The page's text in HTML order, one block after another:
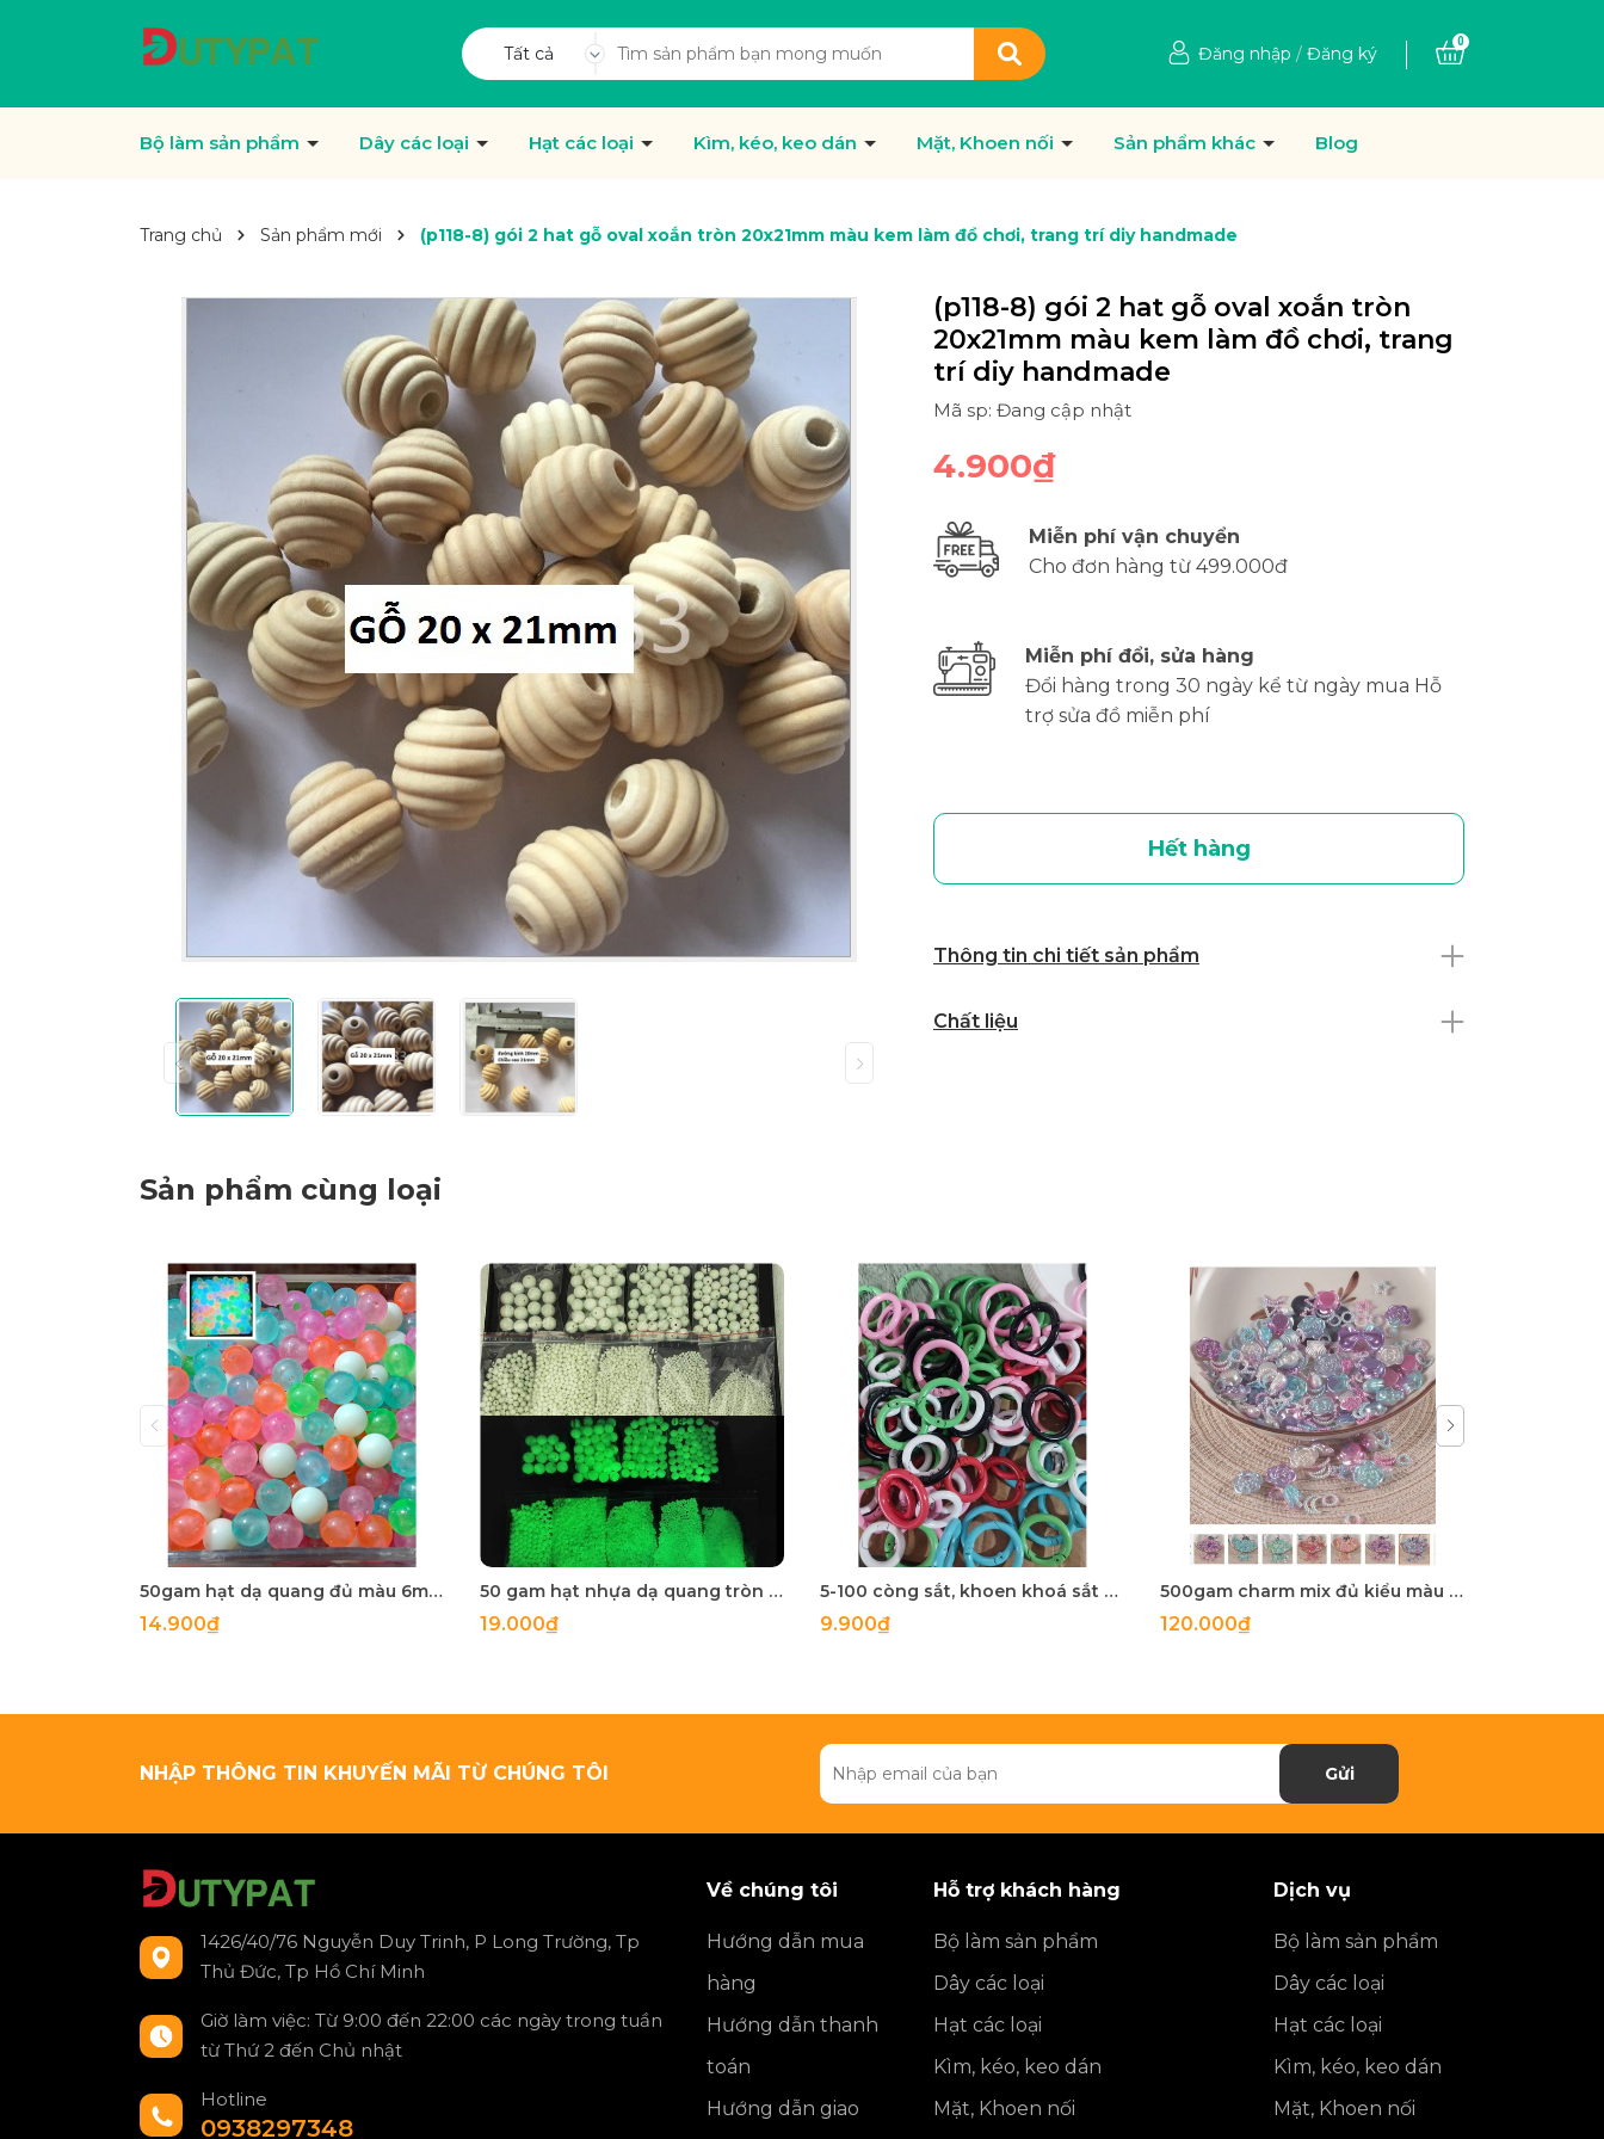
Tất cả Đăng nhập / Đăng ký
0
Bộ làm sản phẩm Dây các loại Hạt các loại Kìm, kéo, keo dán Mặt, Khoen nối Sản phẩm khác Blog
Trang chủ Sản phẩm mới (p118-8) gói 2 hat gỗ oval xoắn tròn 20x21mm màu kem làm đồ chơi, trang trí diy handmade
(p118-8) gói 2 hat gỗ oval xoắn tròn
20x21mm màu kem làm đồ chơi, trang
trí diy handmade
Mã sp: Đang cập nhật
4.900₫
Miễn phí vận chuyển
Cho đơn hàng từ 499.000đ
Miễn phí đổi, sửa hàng
Đổi hàng trong 30 ngày kể từ ngày mua Hỗ
trợ sửa đồ miễn phí
Hết hàng
Thông tin chi tiết sản phẩm
Chất liệu
Sản phẩm cùng loại
50gam hạt dạ quang đủ màu 6mm, 8mm, 10mm, 12mm, hạt nhựa tròn
14.900₫
50 gam hạt nhựa dạ quang tròn đủ size 4mm, 5mm, 6mm, 8mm, 10mm, 12mm, 14mm, 16mm ,18mm , 10mm, 22mm, 25mm
19.000₫
5-100 còng sắt, khoen khoá sắt mix màu 20mm, 25mm, 28mm
9.900₫
500gam charm mix đủ kiểu màu ngọc trai, hạt charm mix đủ kiểu
120.000₫
NHẬP THÔNG TIN KHUYẾN MÃI TỪ CHÚNG TÔI Gửi
1426/40/76 Nguyễn Duy Trinh, P Long Trường, Tp
Thủ Đức, Tp Hồ Chí Minh
Giờ làm việc: Từ 9:00 đến 22:00 các ngày trong tuần
từ Thứ 2 đến Chủ nhật
Hotline
0938297348
Về chúng tôi
Hướng dẫn mua
hàng
Hướng dẫn thanh
toán
Hướng dẫn giao
Hỗ trợ khách hàng
Bộ làm sản phẩm
Dây các loại
Hạt các loại
Kìm, kéo, keo dán
Mặt, Khoen nối
Dịch vụ
Bộ làm sản phẩm
Dây các loại
Hạt các loại
Kìm, kéo, keo dán
Mặt, Khoen nối